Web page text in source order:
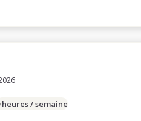
heures / semaine